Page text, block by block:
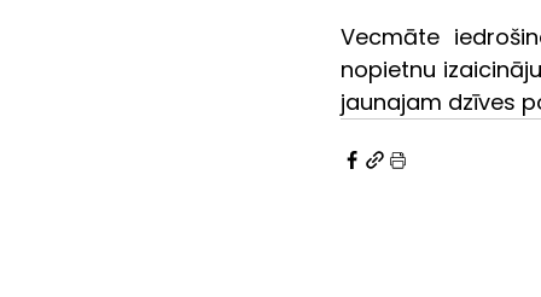
Vecmāte
nopietnu
jaunajam dzīves